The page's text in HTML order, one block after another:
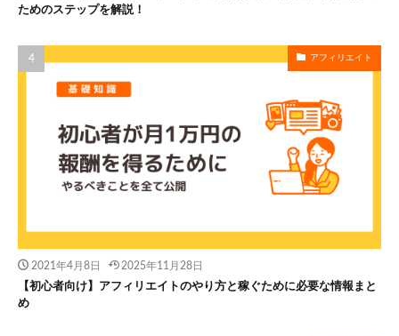
ためのステップを解説！
アフィリエイト
2021年4月8日 2025年11月28日
【初心者向け】アフィリエイトのやり方と稼ぐために必要な情報まと
め